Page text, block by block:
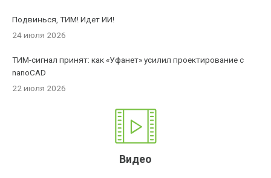
Подвинься, ТИМ! Идет ИИ!
24 июля 2026
ТИМ-сигнал принят: как «Уфанет» усилил проектирование с
nanoCAD
22 июля 2026
Видео